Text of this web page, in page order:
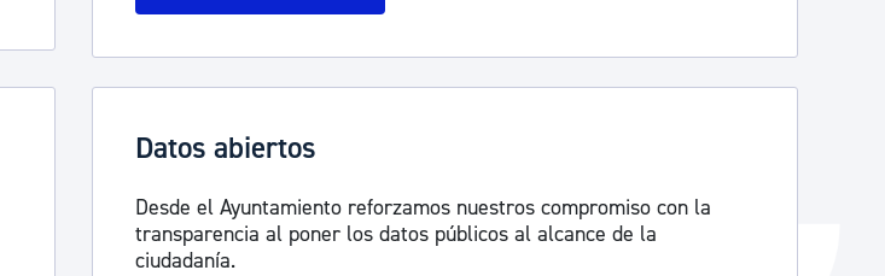
Datos abiertos
Desde el Ayuntamiento reforzamos nuestros compromiso con la
transparencia al poner los datos públicos al alcance de la
ciudadanía.